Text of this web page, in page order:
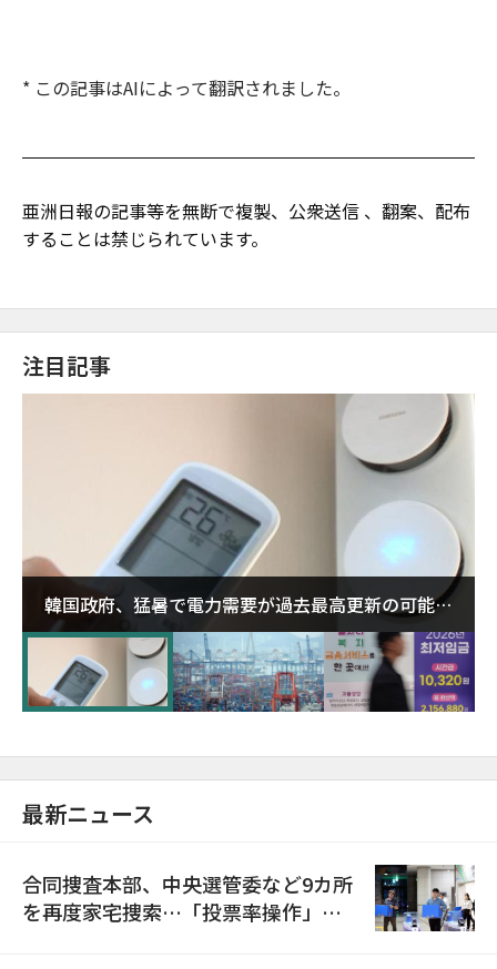
* この記事はAIによって翻訳されました。
亜洲日報の記事等を無断で複製、公衆送信 、翻案、配布
することは禁じられています。
注目記事
韓国政府、猛暑で電力需要が過去最高更新の可能性
に需給対応体制を点検
最新ニュース
合同捜査本部、中央選管委など9カ所
を再度家宅捜索…「投票率操作」の